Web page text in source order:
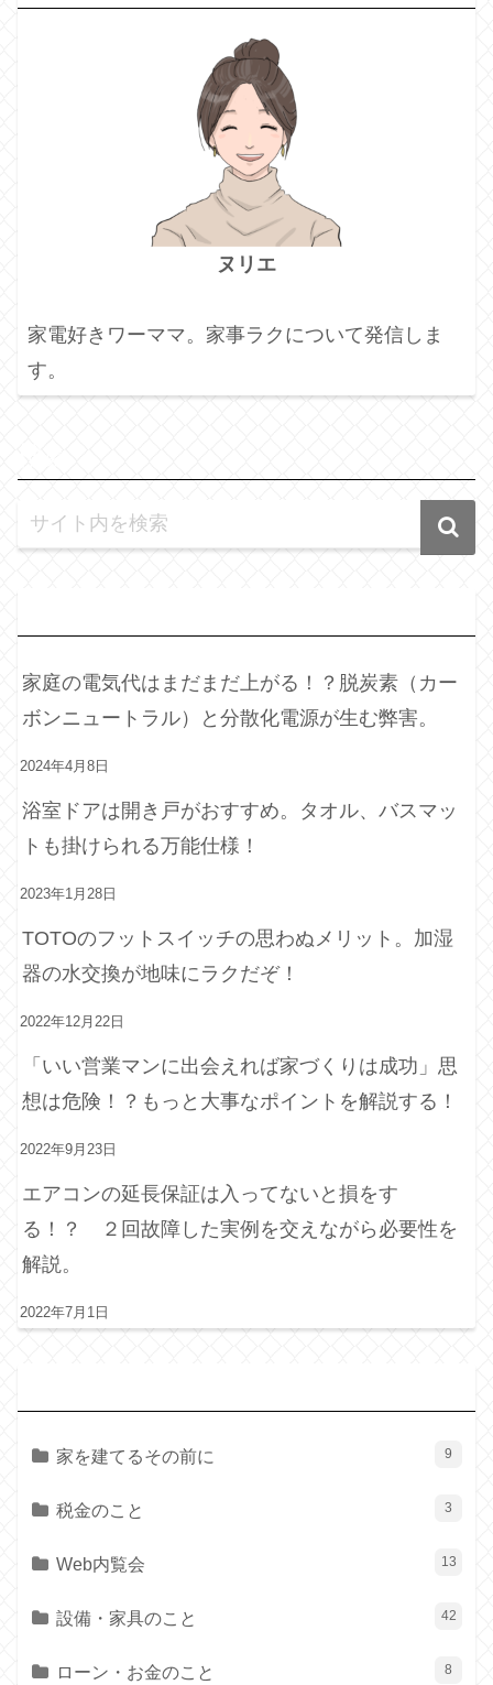
ヌリエ
家電好きワーママ。家事ラクについて発信しま
す。
家庭の電気代はまだまだ上がる！？脱炭素（カー
ボンニュートラル）と分散化電源が生む弊害。
2024年4月8日
浴室ドアは開き戸がおすすめ。タオル、バスマッ
トも掛けられる万能仕様！
2023年1月28日
TOTOのフットスイッチの思わぬメリット。加湿
器の水交換が地味にラクだぞ！
2022年12月22日
「いい営業マンに出会えれば家づくりは成功」思
想は危険！？もっと大事なポイントを解説する！
2022年9月23日
エアコンの延長保証は入ってないと損をす
る！？ ２回故障した実例を交えながら必要性を
解説。
2022年7月1日
家を建てるその前に 9
税金のこと 3
Web内覧会 13
設備・家具のこと 42
ローン・お金のこと 8